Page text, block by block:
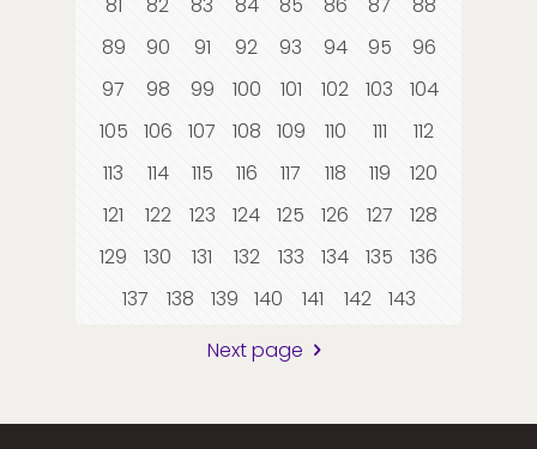
89
90 91 92 93 94 95
96
97
98 99 100 101 102 103
104
105
106 107 108 109 110 111
112
113
114 115 116 117 118 119
120
121
122 123 124 125 126 127
128
129
130 131 132 133 134 135
136
137
138 139 140 141 142
143
Next page